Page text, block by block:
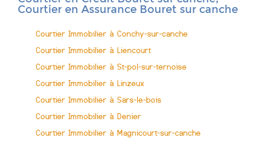
Courtier en Assurance Bouret sur canche
Courtier Immobilier à Conchy-sur-canche
Courtier Immobilier à Liencourt
Courtier Immobilier à St-pol-sur-ternoise
Courtier Immobilier à Linzeux
Courtier Immobilier à Sars-le-bois
Courtier Immobilier à Denier
Courtier Immobilier à Magnicourt-sur-canche